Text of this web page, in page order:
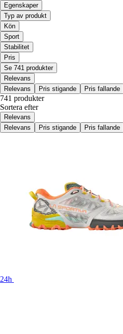
Egenskaper
Typ av produkt
Kön
Sport
Stabilitet
Pris
Se 741 produkter
Relevans
Relevans
Pris stigande Pris fallande
741 produkter
Sortera efter
Relevans
Relevans
Pris stigande Pris fallande
24h